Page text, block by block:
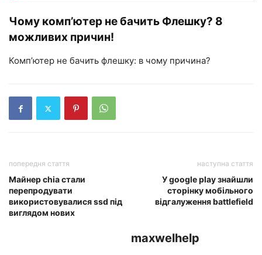
Чому комп’ютер не бачить Флешку? 8
можливих причин!
Комп’ютер не бачить флешку: в чому причина?
попередня стаття
Майнер chia стали
перепродувати
використовувалися ssd під
виглядом нових
наступна стаття
У google play знайшли
сторінку мобільного
відгалуження battlefield
maxwelhelp